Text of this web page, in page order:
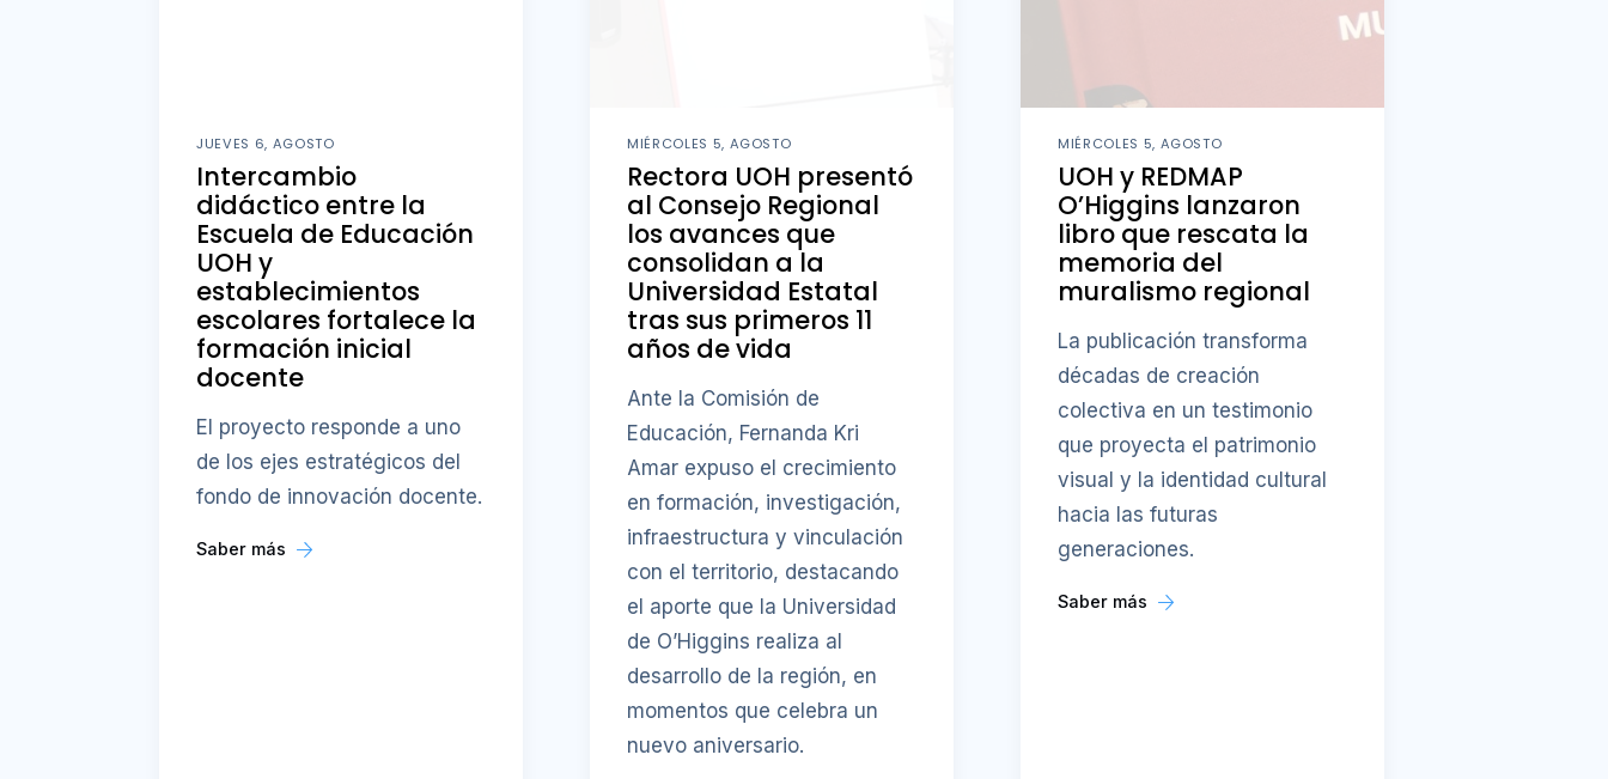
JUEVES 6, AGOSTO
Intercambio
didáctico entre la
Escuela de Educación
UOH y
establecimientos
escolares fortalece la
formación inicial
docente
El proyecto responde a uno
de los ejes estratégicos del
fondo de innovación docente.
Saber más
MIÉRCOLES 5, AGOSTO
Rectora UOH presentó
al Consejo Regional
los avances que
consolidan a la
Universidad Estatal
tras sus primeros 11
años de vida
Ante la Comisión de
Educación, Fernanda Kri
Amar expuso el crecimiento
en formación, investigación,
infraestructura y vinculación
con el territorio, destacando
el aporte que la Universidad
de O’Higgins realiza al
desarrollo de la región, en
momentos que celebra un
nuevo aniversario.
MIÉRCOLES 5, AGOSTO
UOH y REDMAP
O’Higgins lanzaron
libro que rescata la
memoria del
muralismo regional
La publicación transforma
décadas de creación
colectiva en un testimonio
que proyecta el patrimonio
visual y la identidad cultural
hacia las futuras
generaciones.
Saber más